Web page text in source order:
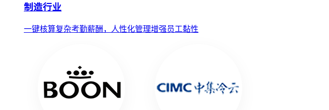
制造行业
一键核算复杂考勤薪酬，人性化管理增强员工黏性